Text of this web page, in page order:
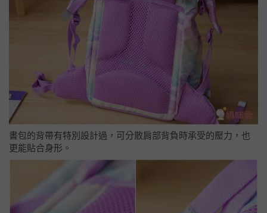
書包的背帶有特別設計過，可分散肩部背負時承受的壓力，也
更能貼合身形。